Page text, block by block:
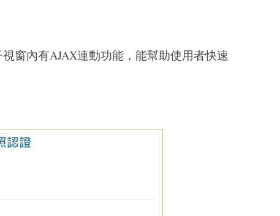
窗內有AJAX連動功能，能幫助使用者快速